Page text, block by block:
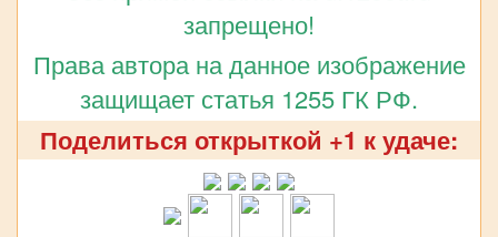
запрещено!
Права автора на данное изображение
защищает статья 1255 ГК РФ.
Поделиться открыткой +1 к удаче: